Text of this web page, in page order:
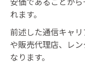
れます。
前述した通信キャ
や販売代理店、レ
なります。